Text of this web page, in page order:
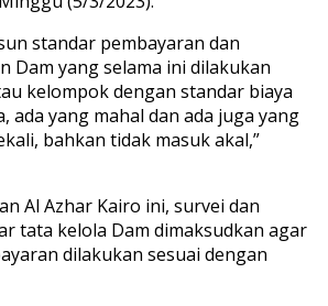
standar pembayaran dan
Dam yang selama ini dilakukan
kelompok dengan standar biaya
ada yang mahal dan ada juga yang
bahkan tidak masuk akal,”
Al Azhar Kairo ini, survei dan
tata kelola Dam dimaksudkan agar
dilakukan sesuai dengan